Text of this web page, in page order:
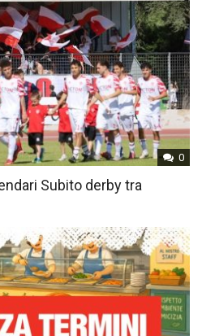
0
Subito derby tra